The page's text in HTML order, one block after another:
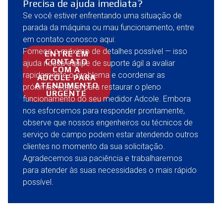
Precisa de ajuda imediata?
Se você estiver enfrentando uma situação de
parada da máquina ou mau funcionamento, entre
em contato conosco aqui:
ENTRE EM
CONTATO
COM A
ADCOLE PARA
ATENDIMENTO
URGENTE
Forneça o máximo de detalhes possível — isso
ajuda nossa equipe de suporte ágil a avaliar
rapidamente o problema e coordenar as
próximas etapas para restaurar o pleno
funcionamento do seu medidor Adcole. Embora
nos esforcemos para responder prontamente,
observe que nossos engenheiros ou técnicos de
serviço de campo podem estar atendendo outros
clientes no momento da sua solicitação.
Agradecemos sua paciência e trabalharemos
para atender às suas necessidades o mais rápido
possível.